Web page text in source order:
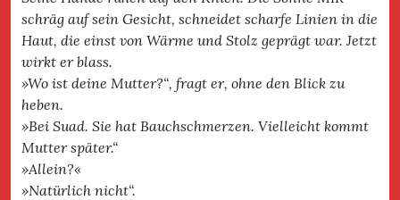
schräg auf sein Gesicht, schneidet scharfe Linien in die
Haut, die einst von Wärme und Stolz geprägt war. Jetzt
wirkt er blass.
»Wo ist deine Mutter?“, fragt er, ohne den Blick zu
heben.
»Bei Suad. Sie hat Bauchschmerzen. Vielleicht kommt
Mutter später.“
»Allein?«
»Natürlich nicht“.